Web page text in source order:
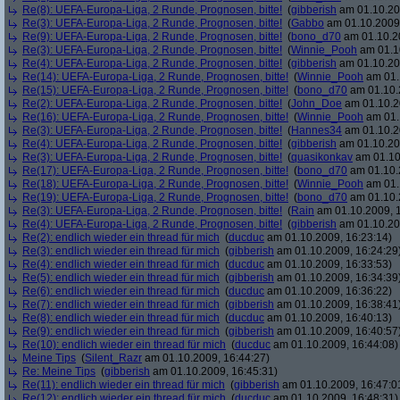
Re(8): UEFA-Europa-Liga, 2 Runde, Prognosen, bitte! (gibberish am
Re(3): UEFA-Europa-Liga, 2 Runde, Prognosen, bitte! (Gabbo am
Re(9): UEFA-Europa-Liga, 2 Runde, Prognosen, bitte! (bono_d70 am
Re(3): UEFA-Europa-Liga, 2 Runde, Prognosen, bitte! (Winnie_Pooh am
Re(4): UEFA-Europa-Liga, 2 Runde, Prognosen, bitte! (gibberish am
Re(14): UEFA-Europa-Liga, 2 Runde, Prognosen, bitte! (Winnie_Pooh am
Re(15): UEFA-Europa-Liga, 2 Runde, Prognosen, bitte! (bono_d70 am
Re(2): UEFA-Europa-Liga, 2 Runde, Prognosen, bitte! (John_Doe am
Re(16): UEFA-Europa-Liga, 2 Runde, Prognosen, bitte! (Winnie_Pooh am
Re(3): UEFA-Europa-Liga, 2 Runde, Prognosen, bitte! (Hannes34 am
Re(4): UEFA-Europa-Liga, 2 Runde, Prognosen, bitte! (gibberish am
Re(3): UEFA-Europa-Liga, 2 Runde, Prognosen, bitte! (quasikonkav am
Re(17): UEFA-Europa-Liga, 2 Runde, Prognosen, bitte! (bono_d70 am
Re(18): UEFA-Europa-Liga, 2 Runde, Prognosen, bitte! (Winnie_Pooh am
Re(19): UEFA-Europa-Liga, 2 Runde, Prognosen, bitte! (bono_d70 am
Re(3): UEFA-Europa-Liga, 2 Runde, Prognosen, bitte! (Rain am 01.10.2009,
Re(4): UEFA-Europa-Liga, 2 Runde, Prognosen, bitte! (gibberish am
Re(2): endlich wieder ein thread für mich (ducduc am 01.10.2009, 16:23:14)
Re(3): endlich wieder ein thread für mich (gibberish am 01.10.2009,
Re(4): endlich wieder ein thread für mich (ducduc am 01.10.2009, 16:33:53)
Re(5): endlich wieder ein thread für mich (gibberish am 01.10.2009,
Re(6): endlich wieder ein thread für mich (ducduc am 01.10.2009, 16:36:22)
Re(7): endlich wieder ein thread für mich (gibberish am 01.10.2009,
Re(8): endlich wieder ein thread für mich (ducduc am 01.10.2009, 16:40:13)
Re(9): endlich wieder ein thread für mich (gibberish am 01.10.2009,
Re(10): endlich wieder ein thread für mich (ducduc am 01.10.2009, 16:44:08)
Meine Tips (Silent_Razr am 01.10.2009, 16:44:27)
Re: Meine Tips (gibberish am 01.10.2009, 16:45:31)
Re(11): endlich wieder ein thread für mich (gibberish am 01.10.2009,